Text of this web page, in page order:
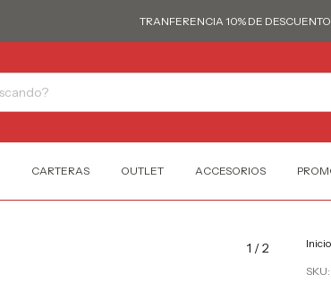
TRANFERENCIA 10% DE DESCUENTO
CARTERAS OUTLET ACCESORIOS
1 /2 Inicio
SKU: